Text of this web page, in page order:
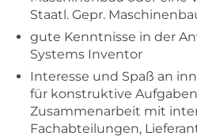
Staatl. Gepr.
gute Kenntnisse in der
Systems Inventor
Interesse und Spaß an
für konstruktive
Zusammenarbeit mit
Fachabteilungen,